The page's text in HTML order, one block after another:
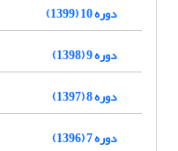
دوره 10 (1399)
دوره 9 (1398)
دوره 8 (1397)
دوره 7 (1396)